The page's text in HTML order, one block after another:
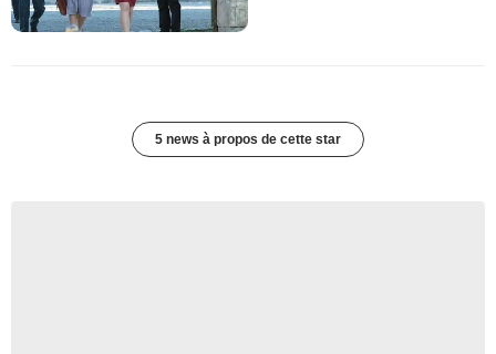
5 news à propos de cette star